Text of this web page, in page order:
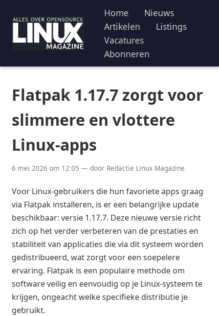
Home
Nieuws
Artikelen
Listings
Vacatures
Abonneren
Flatpak 1.17.7 zorgt voor
slimmere en vlottere
Linux-apps
6 mei 2026 om 12:05 — door Redactie Linux Magazine
Voor Linux-gebruikers die hun favoriete apps graag
via Flatpak installeren, is er een belangrijke update
beschikbaar: versie 1.17.7. Deze nieuwe versie richt
zich op het verder verbeteren van de prestaties en
stabiliteit van applicaties die via dit systeem worden
gedistribueerd, wat zorgt voor een soepelere
ervaring. Flatpak is een populaire methode om
software veilig en eenvoudig op je Linux-systeem te
krijgen, ongeacht welke specifieke distributie je
gebruikt.